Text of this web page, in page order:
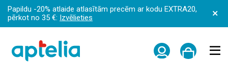
Papildu -20% atlaide atlasītām precēm ar kodu EXTRA20,
pērkot no 35 €: Izvēlieties